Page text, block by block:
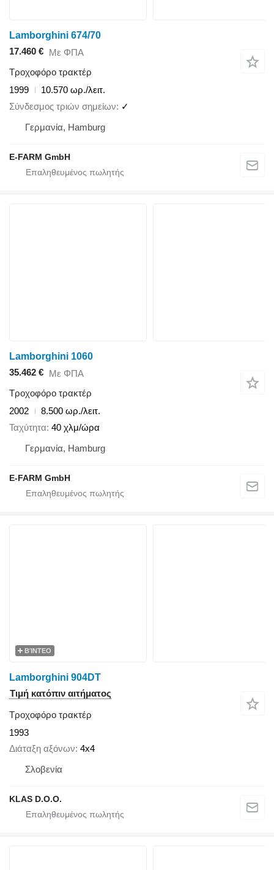
Lamborghini 674/70
17.460 € Με ΦΠΑ
Τροχοφόρο τρακτέρ
1999
10.570 ωρ./λειτ.
Σύνδεσμος τριών σημείων
✓
Γερμανία, Hamburg
E-FARM GmbH
Lamborghini 1060
35.462 € Με ΦΠΑ
Τροχοφόρο τρακτέρ
2002
8.500 ωρ./λειτ.
Ταχύτητα 40 χλμ/ώρα
Γερμανία, Hamburg
E-FARM GmbH
ΒΊΝΤΕΟ
Lamborghini 904DT
Τιμή κατόπιν αιτήματος
Τροχοφόρο τρακτέρ
1993
Διάταξη αξόνων 4x4
Σλοβενία
KLAS D.O.O.